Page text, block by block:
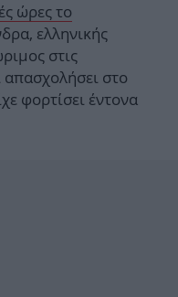
ώρες το
ελληνικής
στις
απασχολήσει στο
φορτίσει έντονα